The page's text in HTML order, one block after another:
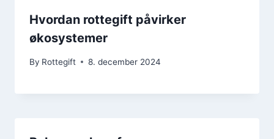
Hvordan rottegift påvirker
økosystemer
By Rottegift 8. december 2024